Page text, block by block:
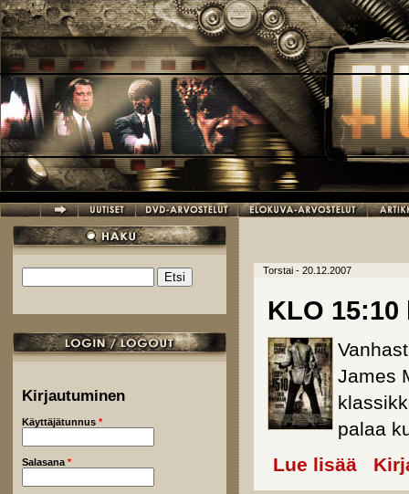
Hyppää pääsisältöön
Hakulomake
Kirjautuminen
Käyttäjätunnus *
Salasana *
Torstai - 20.12.2007
KLO 15:10
James
palaa
Lue lisää about